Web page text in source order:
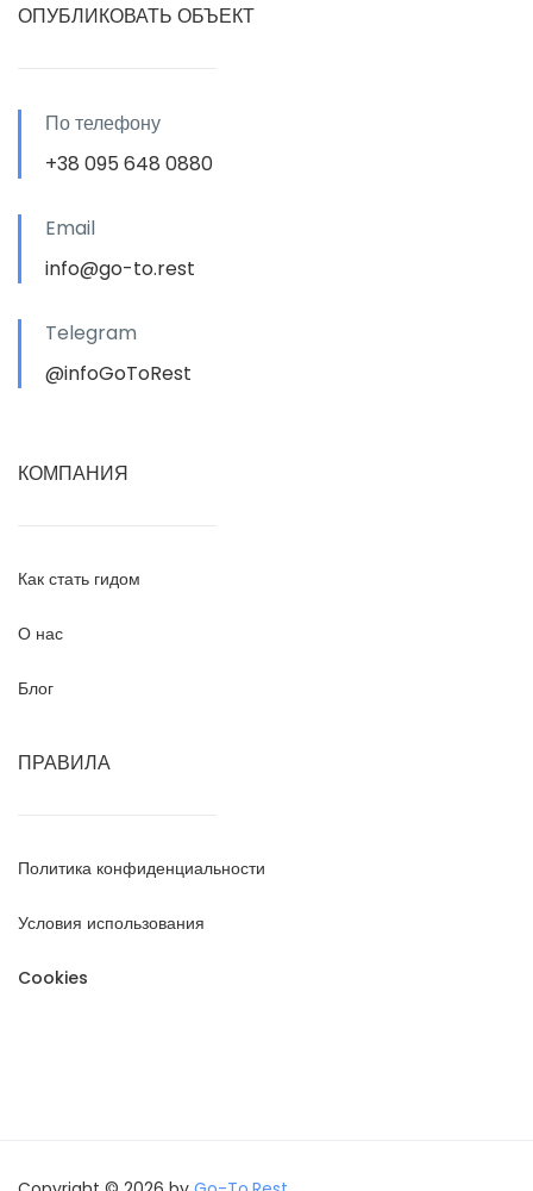
ОПУБЛИКОВАТЬ ОБЪЕКТ
По телефону
+38 095 648 0880
Email
info@go-to.rest
Telegram
@infoGoToRest
КОМПАНИЯ
Как стать гидом
О нас
Блог
ПРАВИЛА
Политика конфиденциальности
Условия использования
Cookies